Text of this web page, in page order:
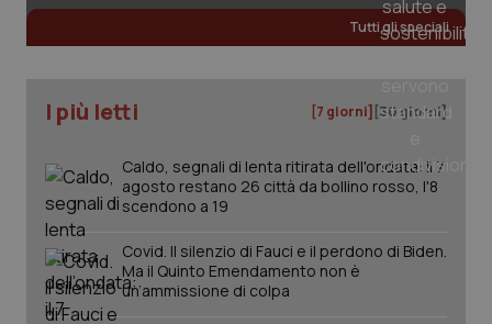
Tutti gli speciali
I più letti [7 giorni] [30 giorni]
Caldo, segnali di lenta ritirata dell'ondata: il 7
agosto restano 26 città da bollino rosso, l'8
scendono a 19
Covid. Il silenzio di Fauci e il perdono di Biden.
Ma il Quinto Emendamento non è
un’ammissione di colpa
2
tracking-sites-ironfish-
session-id
www.quotidianosanita.it
.quotidianosanita.it